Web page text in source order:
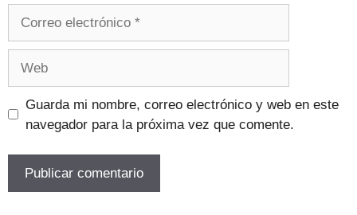
Guarda mi nombre, correo electrónico y web en este
navegador para la próxima vez que comente.